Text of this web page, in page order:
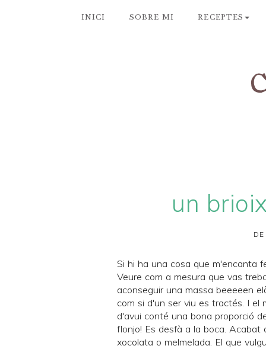
INICI SOBRE MI RECEPTES
un
Si hi ha una cosa que m'encanta
Veure com a mesura que vas
aconseguir una massa beeeeen
com si d'un ser viu es tractés. I el
d'avui conté una bona proporció
flonjo! Es desfà a la boca. Acabat
xocolata o melmelada. El que